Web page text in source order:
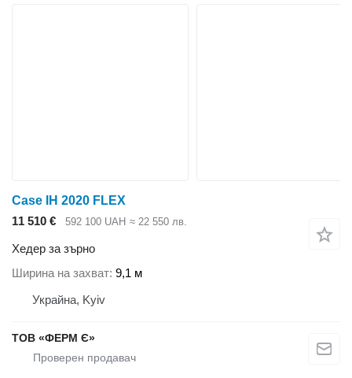
Case IH 2020 FLEX
11 510 €
592 100 UAH ≈ 22 550 лв.
Хедер за зърно
Ширина на захват 9,1 м
Украйна, Kyiv
ТОВ «ФЕРМ Є»